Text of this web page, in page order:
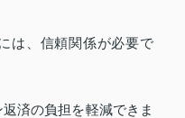
は、信頼関係が必要で
済の負担を軽減できま